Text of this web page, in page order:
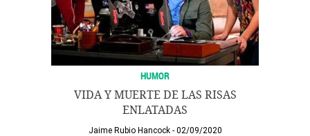
HUMOR
VIDA Y MUERTE DE LAS RISAS
ENLATADAS
Jaime Rubio Hancock 02/09/2020